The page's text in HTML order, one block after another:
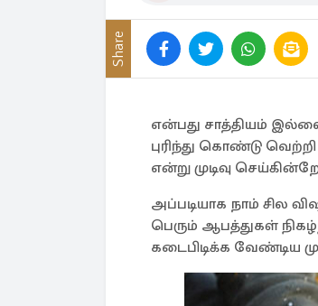
Share
என்பது சாத்தியம்
புரிந்து கொண்டு
என்று முடிவு
அப்படியாக நாம் சில
பெரும் ஆபத்துகள்
கடைபிடிக்க வேண்டிய